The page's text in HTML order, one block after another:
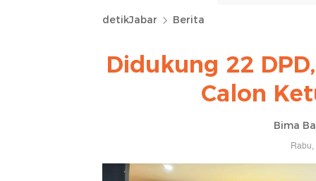
detikJabar Berita
Didukung 22
Calon
Bima